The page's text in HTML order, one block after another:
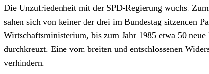
Die Unzufriedenheit mit der SPD-Regierung wuchs.
sahen sich von keiner der drei im Bundestag sitzenden
Wirtschaftsministerium, bis zum Jahr 1985 etwa 50
durchkreuzt. Eine vom breiten und entschlossenen
verhindern.